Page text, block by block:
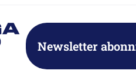
Newsletter